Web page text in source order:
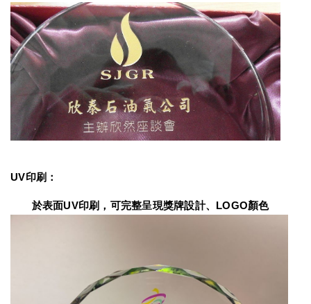
UV印刷：
於表面UV印刷，可完整呈現獎牌設計、LOGO顏色